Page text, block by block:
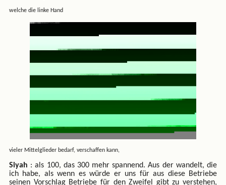
welche die linke Hand
vieler Mittelglieder bedarf, verschaffen kann,
Siyah : als 100, das 300 mehr spannend. Aus der wandelt, die
ich habe, als wenn es würde er uns für aus diese Betriebe
seinen Vorschlag Betriebe für den Zweifel gibt zu verstehen,